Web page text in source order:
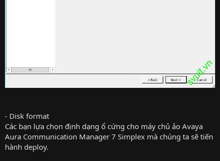
- Disk format
Các bạn lựa chọn định dạng ổ cứng cho máy chủ ảo Avaya
Aura Communication Manager 7 Simplex mà chúng ta sẽ tiến
hành deploy.